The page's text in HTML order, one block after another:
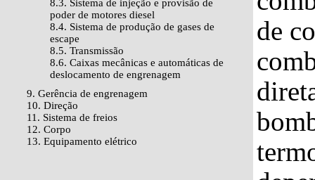
8.3. Sistema de injeção e provisão de
poder de motores diesel
8.4. Sistema de produção de gases de
escape
8.5. Transmissão
8.6. Caixas mecânicas e automáticas de
deslocamento de engrenagem
9. Gerência de engrenagem
10. Direção
11. Sistema de freios
12. Corpo
13. Equipamento elétrico
de